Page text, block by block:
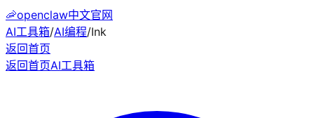
🦐openclaw中文官网
AI工具箱/AI编程/Ink
返回首页
返回首页AI工具箱